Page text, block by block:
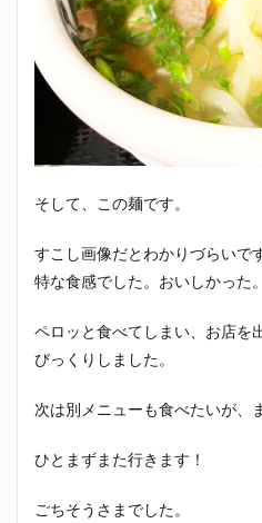
そして、この麺です。
すこし画像だとわかりづらいで
特な食感でした。おいしかった。
ペロッと食べてしまい、お店を
びっくりしました。
次は別メニューも食べたいが、
ひとまずまた行きます！
ごちそうさまでした。